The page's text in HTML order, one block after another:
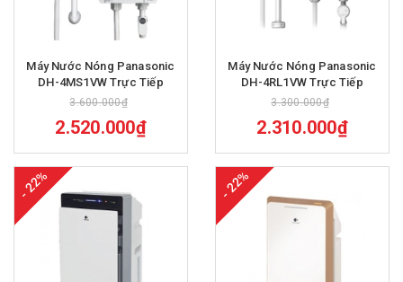
Máy Nước Nóng Panasonic
DH-4MS1VW Trực Tiếp
3.600.000₫
2.520.000₫
Máy Nước Nóng Panasonic
DH-4RL1VW Trực Tiếp
3.300.000₫
2.310.000₫
- 22% - 22%